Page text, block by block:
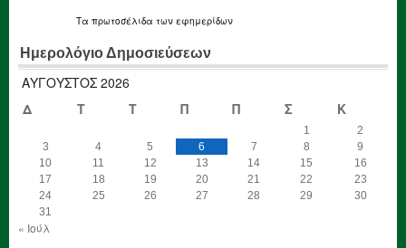
Τα πρωτοσέλιδα των εφημερίδων
Ημερολόγιο Δημοσιεύσεων
ΑΎΓΟΥΣΤΟΣ 2026
Δ
Τ Τ Π Π Σ Κ
1
2
3
4 5 6 7 8
9
10
11 12 13 14 15
16
17
18 19 20 21 22
23
24
25 26 27 28 29
30
31
« Ιούλ